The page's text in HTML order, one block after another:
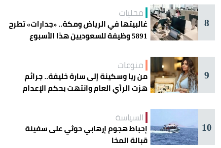
8
محليات
غالبيتها في الرياض ومكة.. «جدارات» تطرح
5891 وظيفة للسعوديين هذا الأسبوع
9
منوعات
من ريا وسكينة إلى سارة خليفة.. جرائم
هزت الرأي العام وانتهت بحكم الإعدام
10
السياسة
إحباط هجوم إرهابي حوثي على سفينة
قبالة المخا